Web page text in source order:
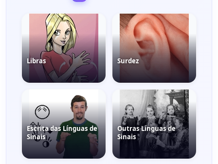
Libras Surdez
Escrita das Línguas de
Sinais
Outras Línguas de
Sinais